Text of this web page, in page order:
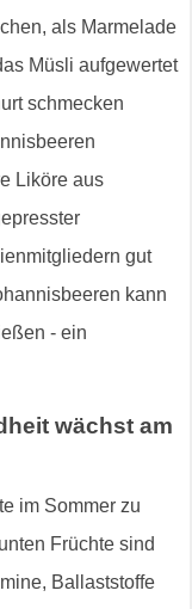
als Marmelade
Müsli aufgewertet
schmecken
Liköre aus
gut
kann
- ein
wächst am
im Sommer zu
Früchte sind
Ballaststoffe